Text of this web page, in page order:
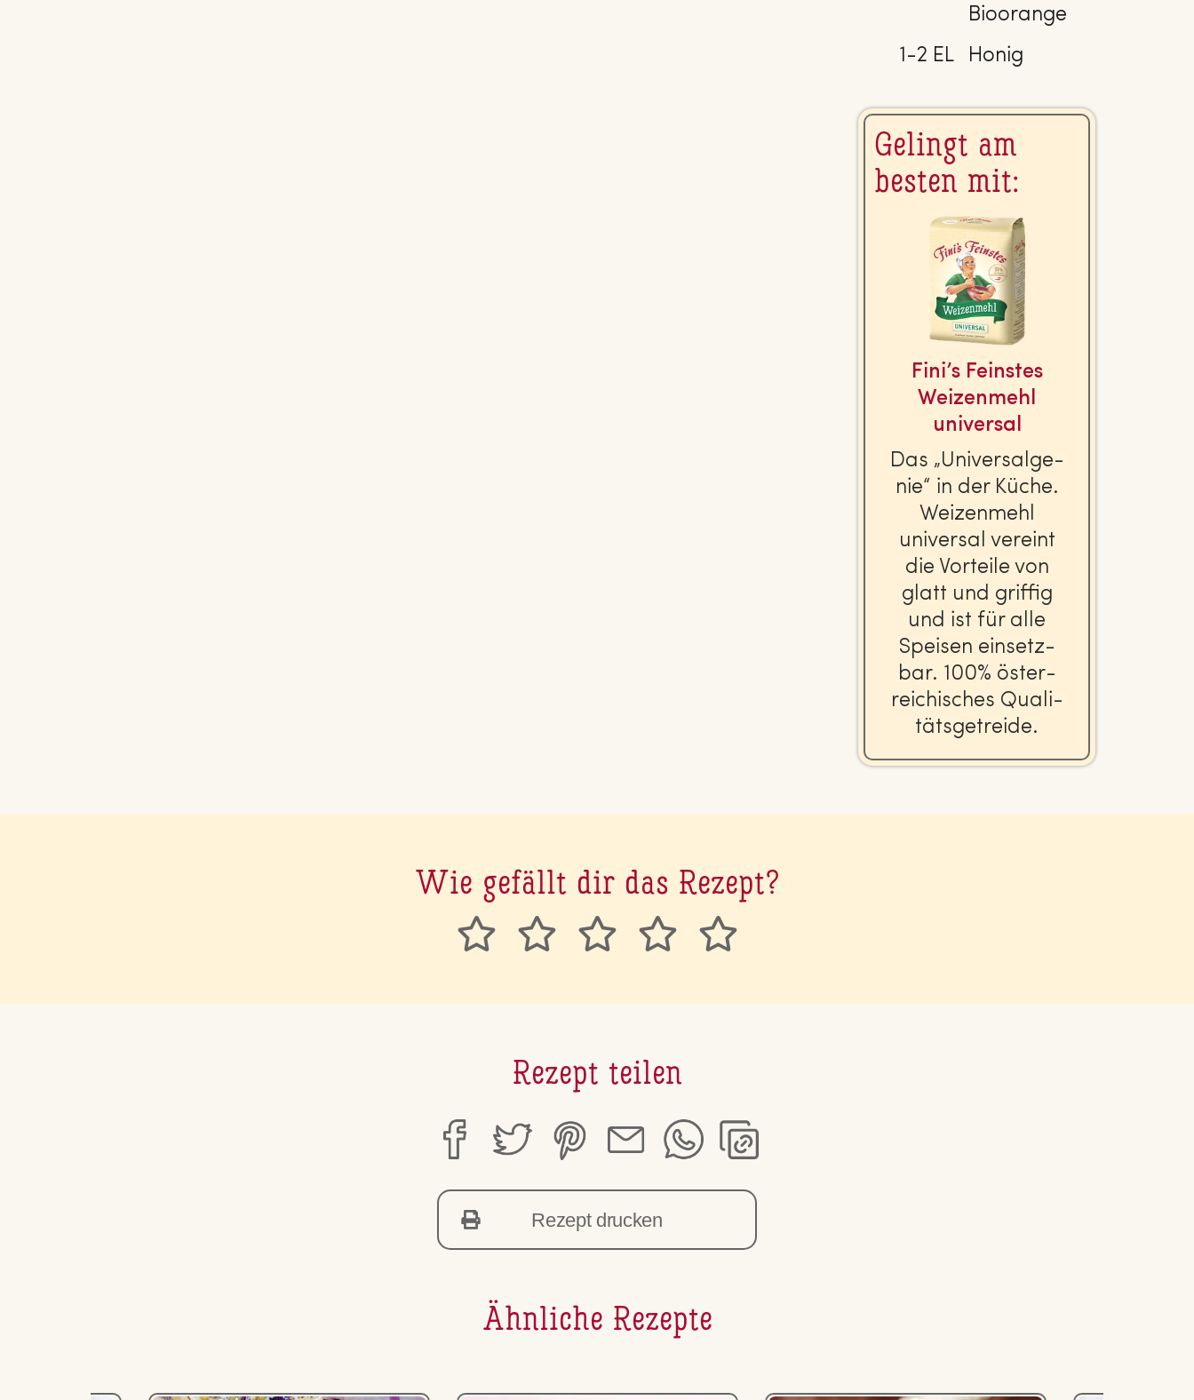
Bioorange
1-2 EL
Honig
Gelingt am
besten mit:
Fini’s Feinstes
Wei­zen­mehl
universal
Das „Uni­ver­sal­ge­
nie“ in der Küche.
Wei­zen­mehl
universal vereint
die Vorteile von
glatt und griffig
und ist für alle
Speisen ein­setz­
bar. 100% ös­ter­
rei­chi­sches Qua­li­
täts­ge­trei­de.
Wie gefällt dir das Rezept?
Rezept teilen
Rezept drucken
Ähnliche Rezepte